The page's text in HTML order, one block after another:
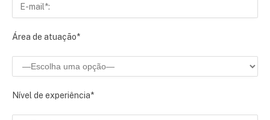
Área de atuação*
Nível de experiência*